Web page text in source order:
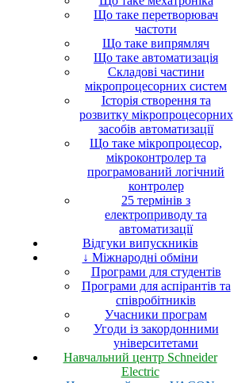
Що таке перетворювач
частоти
Що таке випрямляч
Що таке автоматизація
Складові частини
мікропроцесорних систем
Історія створення та
розвитку мікропроцесорних
засобів автоматизації
Що таке мікропроцесор,
мікроконтролер та
програмований логічний
контролер
25 термінів з
електроприводу та
автоматизації
Відгуки випускників
↓ Міжнародні обміни
Програми для студентів
Програми для аспірантів та
співробітників
Учасники програм
Угоди із закордонними
університетами
Навчальний центр Schneider
Electric